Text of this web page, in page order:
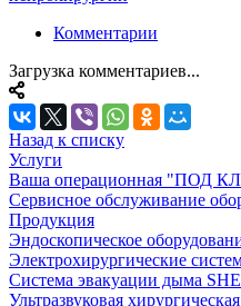
Комментарии
Загрузка комментариев...
Назад к списку
Услуги
Ваша операционная "ПОД
Сервисное обслуживание
Продукция
Эндоскопическое
Электрохирургические
Система эвакуации дыма
Ультразвуковая